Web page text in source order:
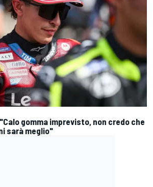
gomma imprevisto, non credo che
sarà meglio"